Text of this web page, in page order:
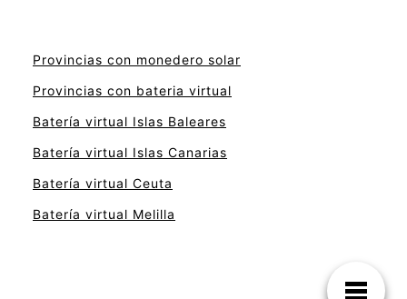
Provincias con monedero solar
Provincias con bateria virtual
Batería virtual Islas Baleares
Batería virtual Islas Canarias
Batería virtual Ceuta
Batería virtual Melilla